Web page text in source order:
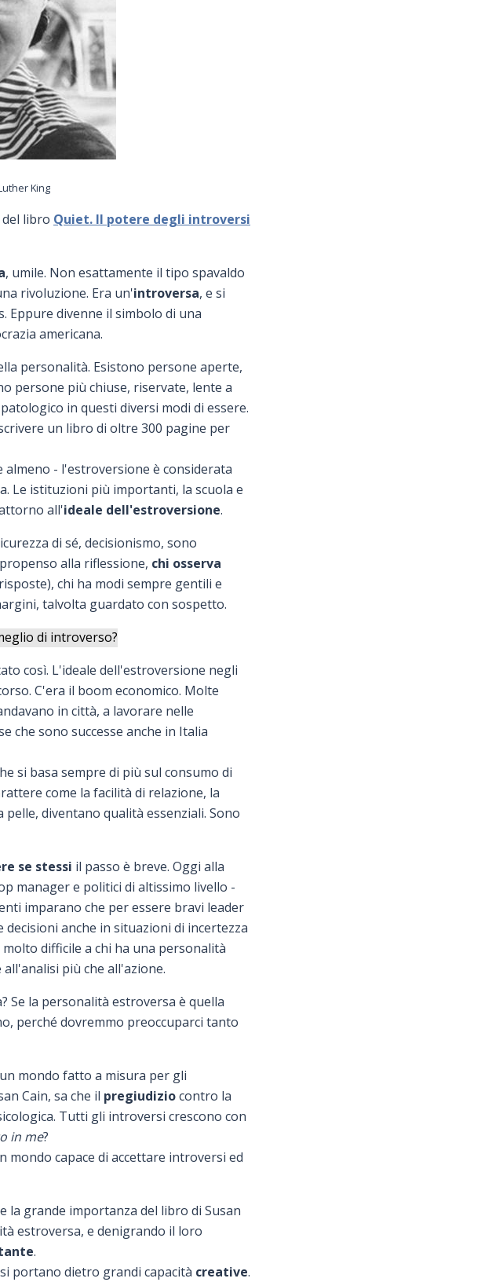
King
del libro Quiet. Il potere degli introversi
, umile. Non esattamente il tipo spavaldo
rivoluzione. Era un'introversa, e si
Eppure divenne il simbolo di una
americana.
personalità. Esistono persone aperte,
persone più chiuse, riservate, lente a
in questi diversi modi di essere.
un libro di oltre 300 pagine per
almeno - l'estroversione è considerata
Le istituzioni più importanti, la scuola e
all'ideale dell'estroversione.
di sé, decisionismo, sono
alla riflessione, chi osserva
chi ha modi sempre gentili e
talvolta guardato con sospetto.
di introverso?
così. L'ideale dell'estroversione negli
C'era il boom economico. Molte
in città, a lavorare nelle
che sono successe anche in Italia
si basa sempre di più sul consumo di
come la facilità di relazione, la
diventano qualità essenziali. Sono
se stessi il passo è breve. Oggi alla
manager e politici di altissimo livello -
imparano che per essere bravi leader
anche in situazioni di incertezza
difficile a chi ha una personalità
più che all'azione.
Se la personalità estroversa è quella
perché dovremmo preoccuparci tanto
mondo fatto a misura per gli
Cain, sa che il pregiudiziocontro la
Tutti gli introversi crescono con
in me?
capace di accettare introversi ed
la grande importanza del libro di Susan
estroversa, e denigrando il loro
.
portano dietro grandi capacità creative.